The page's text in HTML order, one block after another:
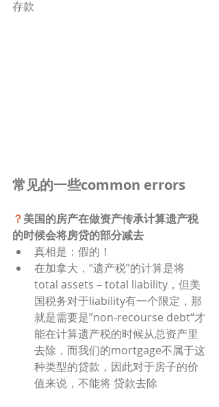
存款
常见的一些common errors
？美国的房产在做资产传承计算遗产税
的时候会将房贷的部分减去
真相是：假的！
在加拿大，“遗产税”的计算是将
total assets – total liability，但美
国税务对于liability有一个限定，那
就是需要是”non-recourse debt“才
能在计算遗产税的时候从总资产里
去除，而我们的mortgage不属于这
种类型的贷款，因此对于房子的价
值来说，不能将 贷款去除